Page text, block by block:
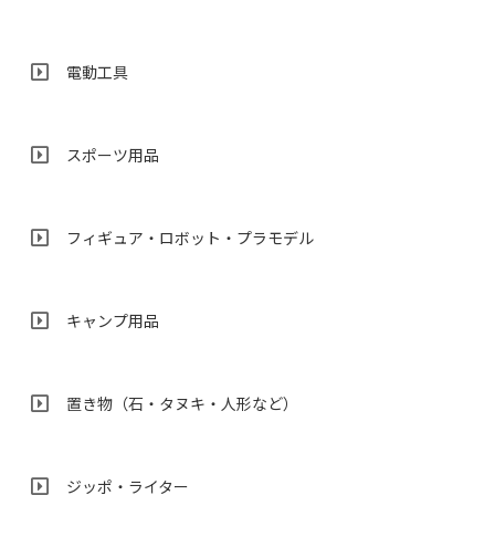
電動工具
スポーツ用品
フィギュア・ロボット・プラモデル
キャンプ用品
置き物（石・タヌキ・人形など）
ジッポ・ライター